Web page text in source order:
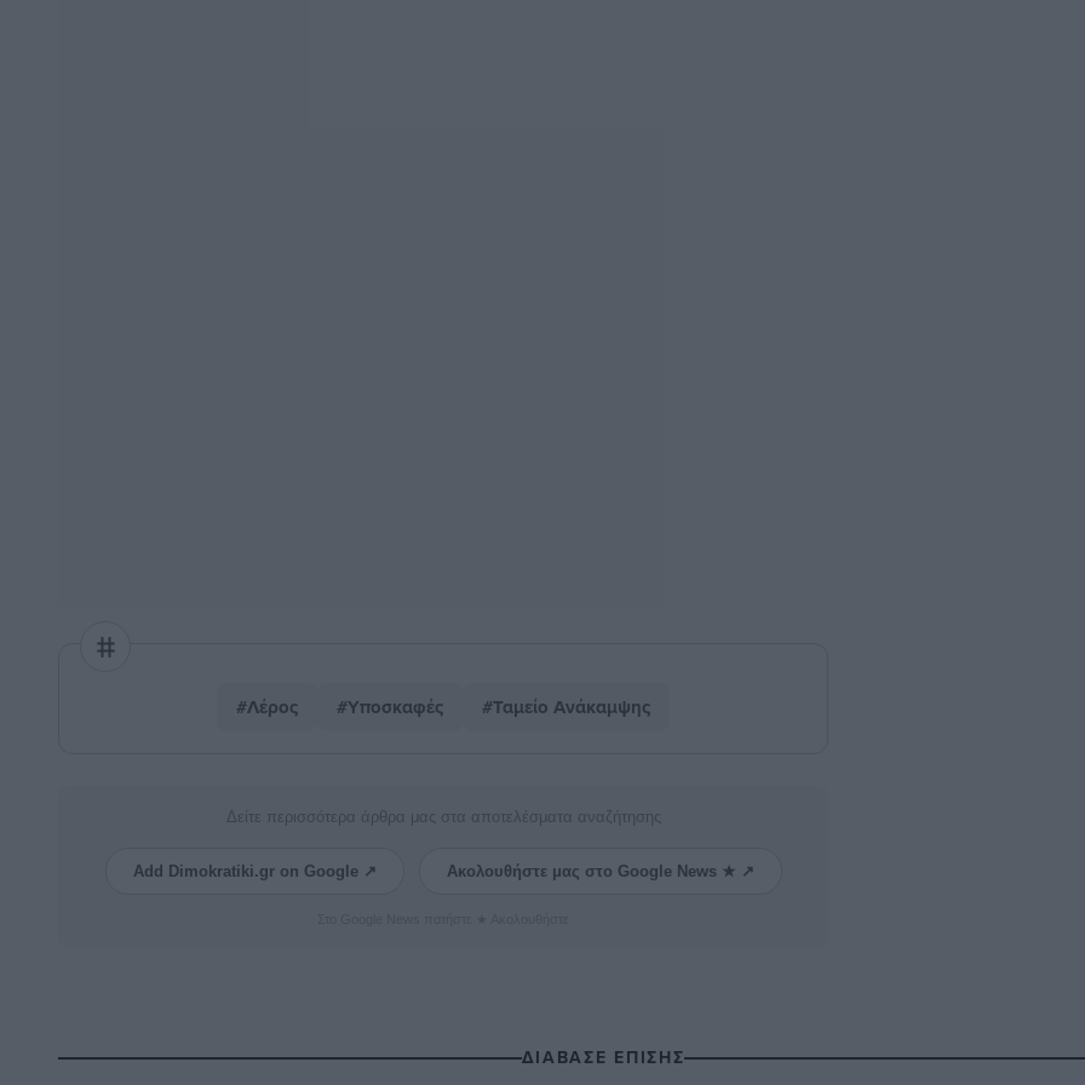
#Λέρος #Υποσκαφές #Ταμείο Ανάκαμψης
Δείτε περισσότερα άρθρα μας στα αποτελέσματα αναζήτησης
Add Dimokratiki.gr on Google ↗ Ακολουθήστε μας στο Google News ★ ↗
ΔΙΑΒΑΣΕ ΕΠΙΣΗΣ